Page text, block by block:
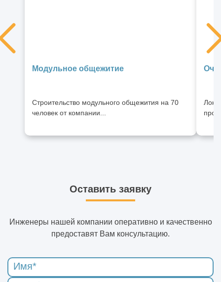
Модульное общежитие
Строительство модульного общежития на 70
человек от компании...
Оставить заявку
Инженеры нашей компании оперативно и качественно
предоставят Вам консультацию.